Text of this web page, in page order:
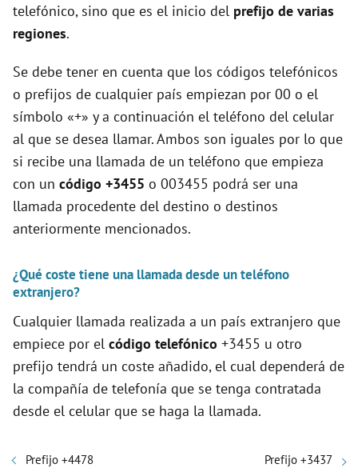
telefónico, sino que es el inicio del prefijo de varias
regiones.
Se debe tener en cuenta que los códigos telefónicos
o prefijos de cualquier país empiezan por 00 o el
símbolo «+» y a continuación el teléfono del celular
al que se desea llamar. Ambos son iguales por lo que
si recibe una llamada de un teléfono que empieza
con un código +3455 o 003455 podrá ser una
llamada procedente del destino o destinos
anteriormente mencionados.
¿Qué coste tiene una llamada desde un teléfono
extranjero?
Cualquier llamada realizada a un país extranjero que
empiece por el código telefónico +3455 u otro
prefijo tendrá un coste añadido, el cual dependerá de
la compañía de telefonía que se tenga contratada
desde el celular que se haga la llamada.
Prefijo +4478 Prefijo +3437